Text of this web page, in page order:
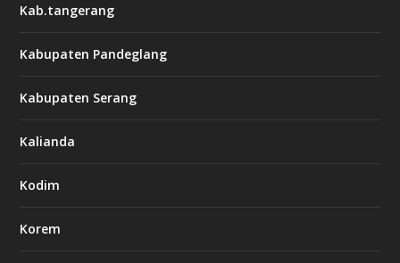
Kab.tangerang
Kabupaten Pandeglang
Kabupaten Serang
Kalianda
Kodim
Korem